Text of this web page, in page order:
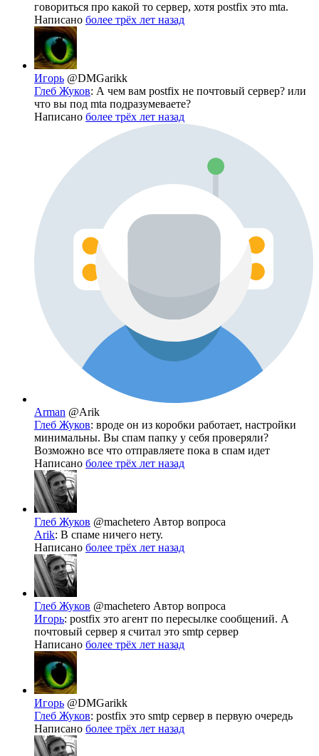
говориться про какой то сервер, хотя postfix это mta.
Написано более трёх лет назад
Игорь @DMGarikk
Глеб Жуков: А чем вам postfix не почтовый сервер? или
что вы под mta подразумеваете?
Написано более трёх лет назад
Arman @Arik
Глеб Жуков: вроде он из коробки работает, настройки
минимальны. Вы спам папку у себя проверяли?
Возможно все что отправляете пока в спам идет
Написано более трёх лет назад
Глеб Жуков @machetero Автор вопроса
Arik: В спаме ничего нету.
Написано более трёх лет назад
Глеб Жуков @machetero Автор вопроса
Игорь: postfix это агент по пересылке сообщений. А
почтовый сервер я считал это smtp сервер
Написано более трёх лет назад
Игорь @DMGarikk
Глеб Жуков: postfix это smtp сервер в первую очередь
Написано более трёх лет назад